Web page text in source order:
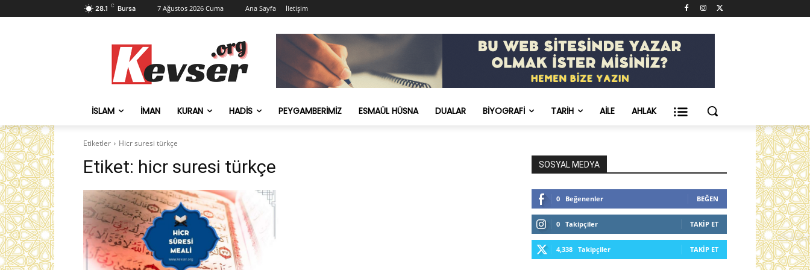
28.1 C Bursa 7 Ağustos 2026 Cuma Ana Sayfa İletişim
İSLAM İMAN KURAN HADIS PEYGAMBERIMIZ ESMAÜL HÜSNA DUALAR BIYOGRAFI TARIH AILE AHLAK
Etiketler Hicr suresi türkçe
Etiket: hicr suresi türkçe SOSYAL MEDYA
0 Beğenenler BEĞEN
0 Takipçiler TAKIP ET
4,338 Takipçiler TAKIP ET